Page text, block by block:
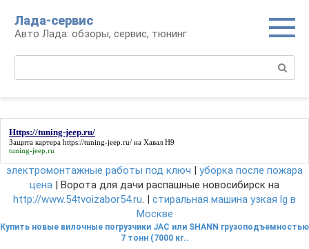
контенту
Лада-сервис
Авто Лада: обзоры, сервис, тюнинг
Https://tuning-jeep.ru/
Защита картера https://tuning-jeep.ru/ на Хавал Н9
tuning-jeep.ru
электромонтажные работы под ключ | уборка после пожара
цена | Ворота для дачи распашные новосибирск на
http://www.54tvoizabor54.ru. | стиральная машина узкая lg в
Москве
Купить новые вилочные погрузчики JAC или SHANN грузоподъемностью
7 тонн (7000 кг..